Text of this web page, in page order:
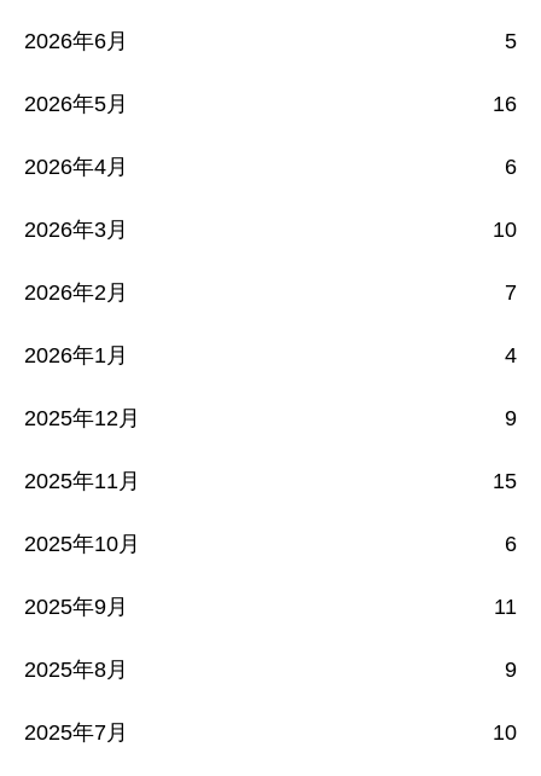
2026年6月 5
2026年5月 16
2026年4月 6
2026年3月 10
2026年2月 7
2026年1月 4
2025年12月 9
2025年11月 15
2025年10月 6
2025年9月 11
2025年8月 9
2025年7月 10